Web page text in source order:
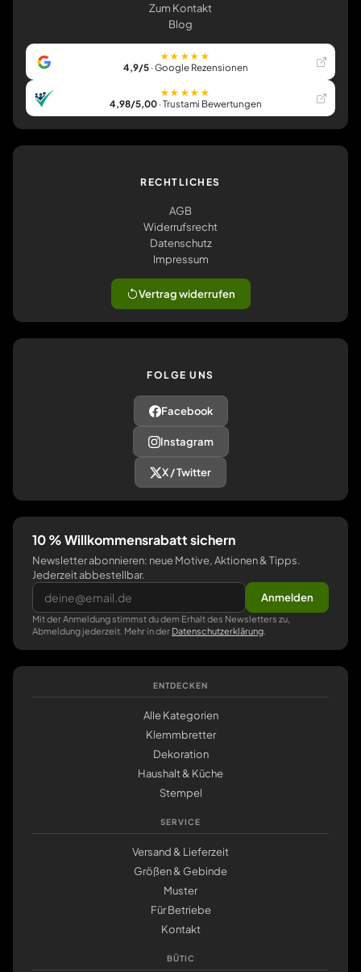
Zum Kontakt
Blog
★★★★★
4,9/5· Google Rezensionen
★★★★★
4,98/5,00· Trustami Bewertungen
RECHTLICHES
AGB
Widerrufsrecht
Datenschutz
Impressum
Vertrag widerrufen
FOLGE UNS
Facebook
Instagram
X / Twitter
10 % Willkommensrabatt sichern
Newsletter abonnieren: neue Motive, Aktionen & Tipps.
Jederzeit abbestellbar.
Anmelden
Mit der Anmeldung stimmst du dem Erhalt des Newsletters zu,
Abmeldung jederzeit. Mehr in der Datenschutzerklärung
ENTDECKEN
Alle Kategorien
Klemmbretter
Dekoration
Haushalt & Küche
Stempel
SERVICE
Versand & Lieferzeit
Größen & Gebinde
Muster
Für Betriebe
Kontakt
BÜTIC